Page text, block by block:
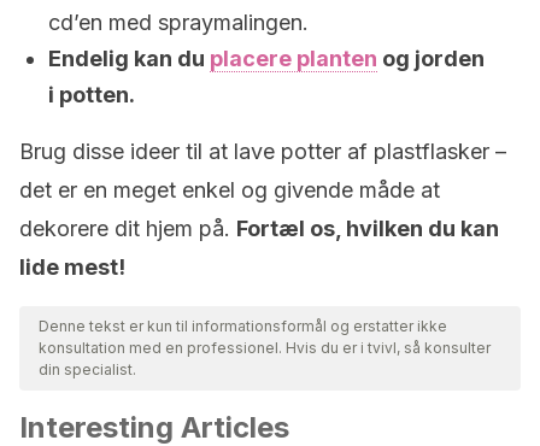
cd’en med spraymalingen.
Endelig kan du placere planten og jorden
i potten.
Brug disse ideer til at lave potter af plastflasker –
det er en meget enkel og givende måde at
dekorere dit hjem på. Fortæl os, hvilken du kan
lide mest!
Denne tekst er kun til informationsformål og erstatter ikke
konsultation med en professionel. Hvis du er i tvivl, så konsulter
din specialist.
Interesting Articles